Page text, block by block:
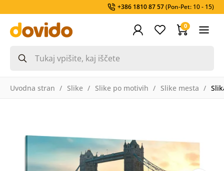
+386 1810 87 57(Pon-Pet: 10 - 15)
0
Uvodna stran Slike Slike po motivih Slike mesta